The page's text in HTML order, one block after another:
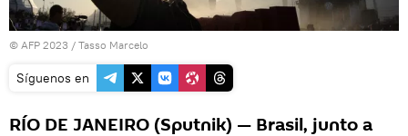
© AFP 2023 / Tasso Marcelo
Síguenos en
RÍO DE JANEIRO (Sputnik) — Brasil, junto a